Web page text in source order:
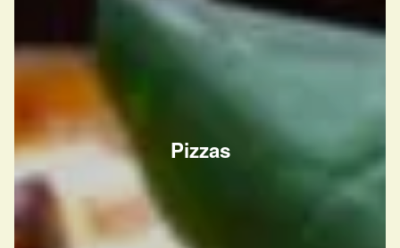
Pizzas